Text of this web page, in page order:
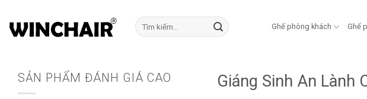
qua
Tìm
kiếm:
Ghế phòng khách Ghế
SẢN PHẨM ĐÁNH GIÁ CAO Giáng Sinh An Lành